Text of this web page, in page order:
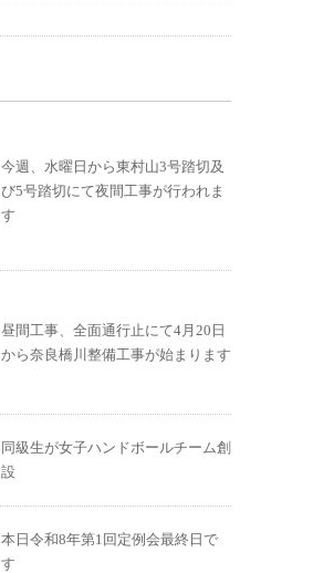
今週、水曜日から東村山3号踏切及
び5号踏切にて夜間工事が行われま
す
昼間工事、全面通行止にて4月20日
から奈良橋川整備工事が始まります
同級生が女子ハンドボールチーム創
設
本日令和8年第1回定例会最終日で
す